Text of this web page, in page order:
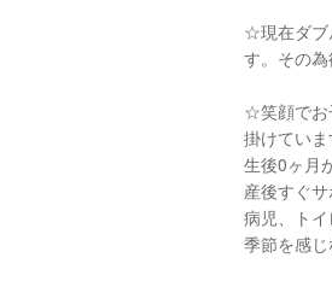
☆現在ダブ
す。その
☆笑顔でお
掛けていま
生後0ヶ月
産後すぐ
病児、ト
季節を感